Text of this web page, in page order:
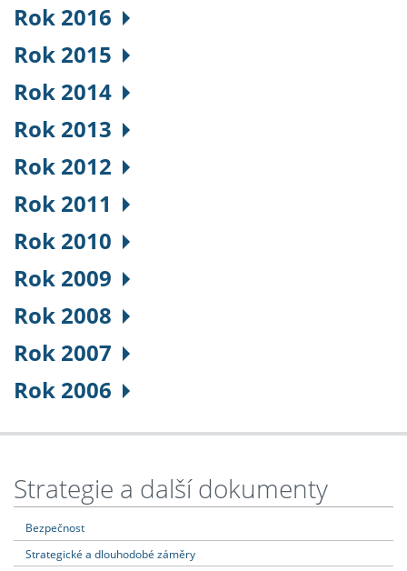
Rok 2016
Rok 2015
Rok 2014
Rok 2013
Rok 2012
Rok 2011
Rok 2010
Rok 2009
Rok 2008
Rok 2007
Rok 2006
Strategie a další dokumenty
Bezpečnost
Strategické a dlouhodobé záměry